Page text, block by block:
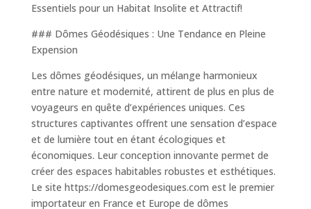
Essentiels pour un Habitat Insolite et Attractif!
### Dômes Géodésiques : Une Tendance en Pleine
Expension
Les dômes géodésiques, un mélange harmonieux
entre nature et modernité, attirent de plus en plus de
voyageurs en quête d’expériences uniques. Ces
structures captivantes offrent une sensation d’espace
et de lumière tout en étant écologiques et
économiques. Leur conception innovante permet de
créer des espaces habitables robustes et esthétiques.
Le site https://domesgeodesiques.com est le premier
importateur en France et Europe de dômes